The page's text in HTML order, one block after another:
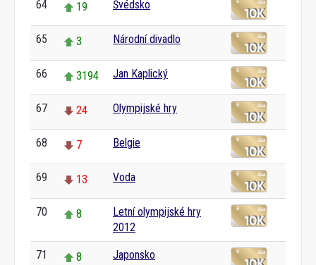
64 19 Švédsko
65 3 Národní divadlo
66 3194 Jan Kaplický
67 24 Olympijské hry
68 7 Belgie
69 13 Voda
70 8
Letní olympijské hry
2012
71 8 Japonsko